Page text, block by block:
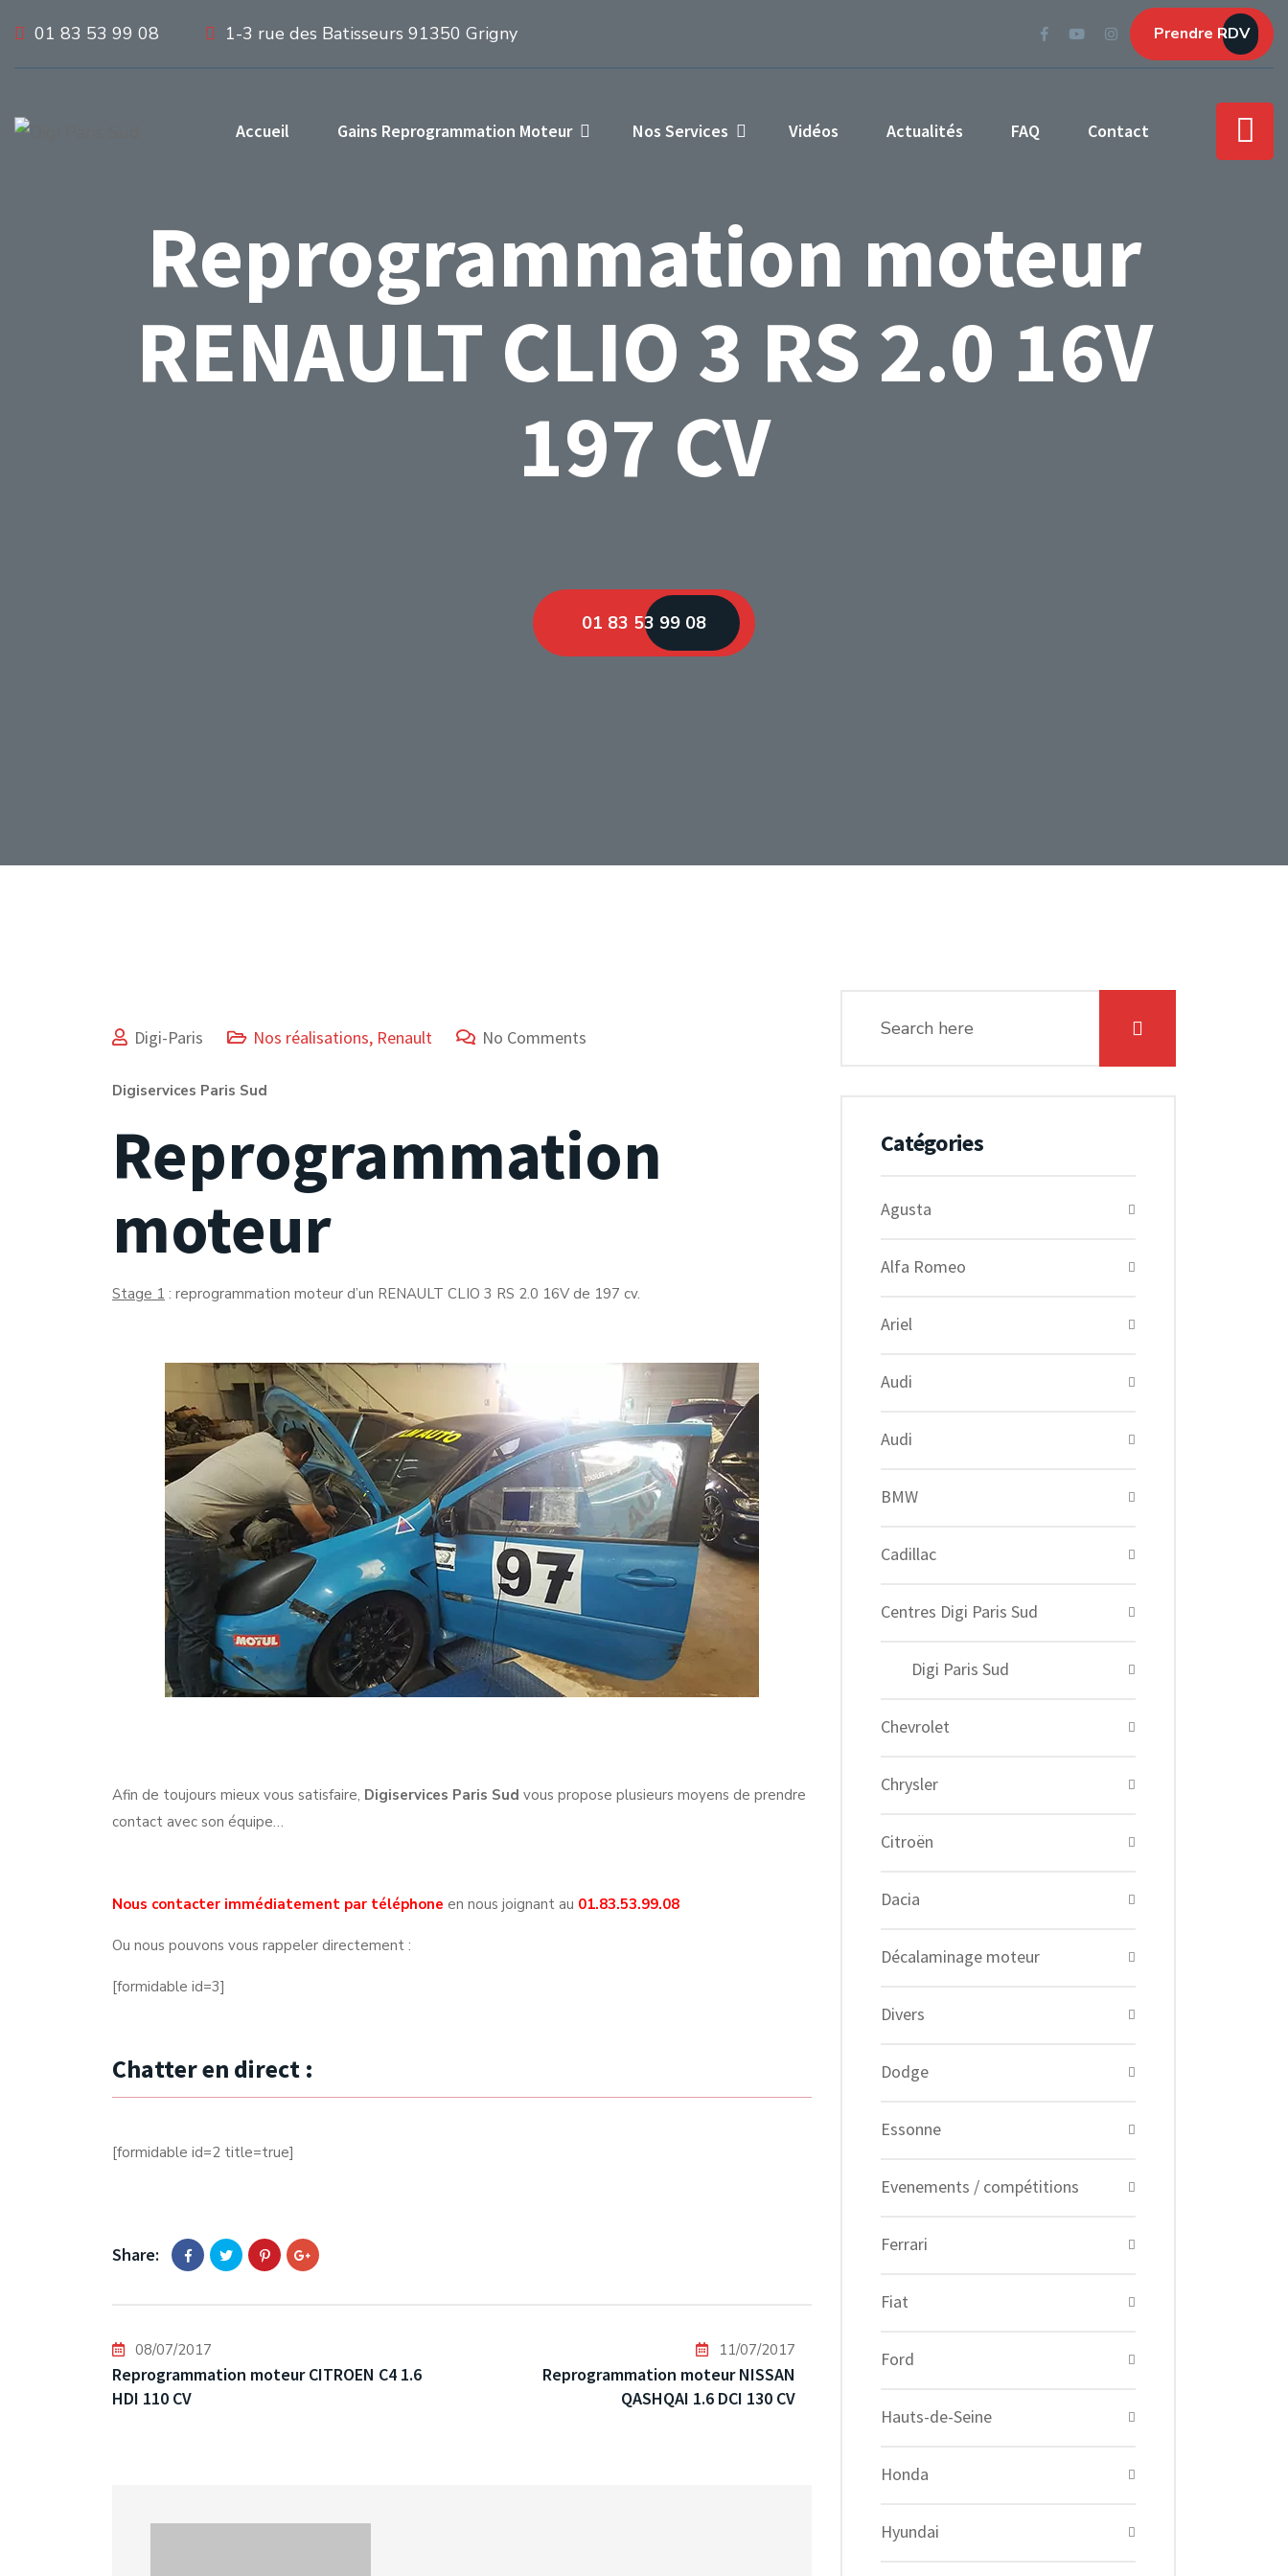
01 83 53 99 08 1-3 rue des Batisseurs 91350 Grigny Prendre RDV
Accueil Gains Reprogrammation Moteur Nos Services Vidéos Actualités FAQ Contact
Reprogrammation moteur
RENAULT CLIO 3 RS 2.0 16V
197 CV
01 83 53 99 08
Digi-Paris Nos réalisations, Renault No Comments
Digiservices Paris Sud
Reprogrammation
moteur
Stage 1 : reprogrammation moteur d’un RENAULT CLIO 3 RS 2.0 16V de 197 cv.
Afin de toujours mieux vous satisfaire, Digiservices Paris Sud vous propose plusieurs moyens de prendre
contact avec son équipe…
Nous contacter immédiatement par téléphone en nous joignant au 01.83.53.99.08
Ou nous pouvons vous rappeler directement :
[formidable id=3]
Chatter en direct :
[formidable id=2 title=true]
Share:
08/07/2017
Reprogrammation moteur CITROEN C4 1.6
HDI 110 CV
11/07/2017
Reprogrammation moteur NISSAN
QASHQAI 1.6 DCI 130 CV
Catégories
Agusta
Alfa Romeo
Ariel
Audi
Audi
BMW
Cadillac
Centres Digi Paris Sud
Digi Paris Sud
Chevrolet
Chrysler
Citroën
Dacia
Décalaminage moteur
Divers
Dodge
Essonne
Evenements / compétitions
Ferrari
Fiat
Ford
Hauts-de-Seine
Honda
Hyundai